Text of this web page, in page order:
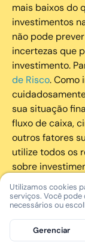
mais baixos do
investimentos
não pode
incertezas que
investimento.
de Risco. Como
sua situação
fluxo de caixa,
outros fatores
utilize todos os
sobre
composição
legais relativas
Nomad devem
Nomad e suas
Utilizamos cookies
serviços. Você
necessários ou
Gerenciar